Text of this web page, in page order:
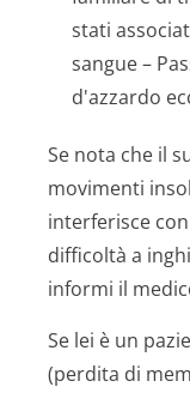
stati
sangue –
d'azzardo
Se nota che il
movimenti
interferisce
difficoltà a
informi il
Se lei è un
(perdita di